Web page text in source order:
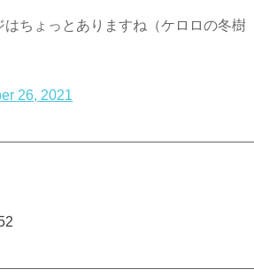
ちょっとありますね（ケロロの冬樹
26, 2021